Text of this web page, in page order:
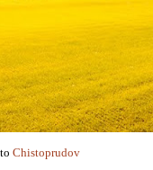
Chistoprudov